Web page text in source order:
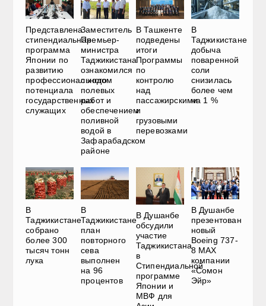
Представлена
стипендиальная
программа
Японии по
развитию
профессионального
потенциала
государственных
служащих
Заместитель
Премьер-
министра
Таджикистана
ознакомился
с ходом
полевых
работ и
обеспечением
поливной
водой в
Зафарабадском
районе
В Ташкенте
подведены
итоги
Программы
по
контролю
над
пассажирскими
и
грузовыми
перевозками
В
Таджикистане
добыча
поваренной
соли
снизилась
более чем
на 1 %
В
Таджикистане
собрано
более 300
тысяч тонн
лука
В
Таджикистане
план
повторного
сева
выполнен
на 96
процентов
В Душанбе
обсудили
участие
Таджикистана
в
Стипендиальной
программе
Японии и
МВФ для
В Душанбе
презентован
новый
Boeing 737-
8 MAX
компании
«Сомон
Эйр»